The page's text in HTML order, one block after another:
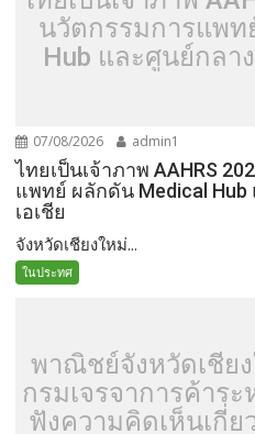
นวัตกรรมการแพ
Hub และศูนย์กลา
07/08/2026 admin1
ไทยเป็นเจ้าภาพ AAHRS
แพทย์ ผลักดัน Medical
เอเชีย
จังหวัดเชียงใหม่...
ในประทศ
พาณิชย์จังหวัดเชีย
กรมเจรจาการค้าระ
ฟังความคิดเห็นเกี่